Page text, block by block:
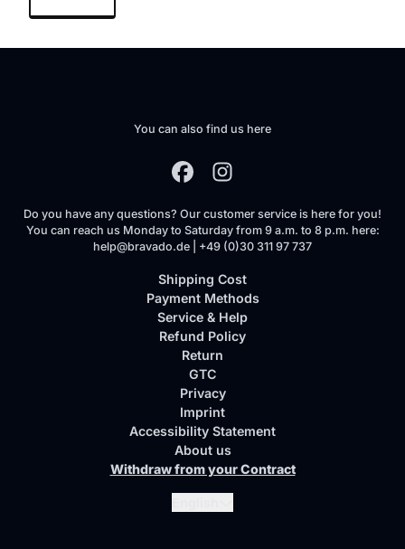
You can also find us here
Do you have any questions? Our customer service is here for you!
You can reach us Monday to Saturday from 9 a.m. to 8 p.m. here:
help@bravado.de | +49 (0)30 311 97 737
Shipping Cost
Payment Methods
Service & Help
Refund Policy
Return
GTC
Privacy
Imprint
Accessibility Statement
About us
Withdraw from your Contract